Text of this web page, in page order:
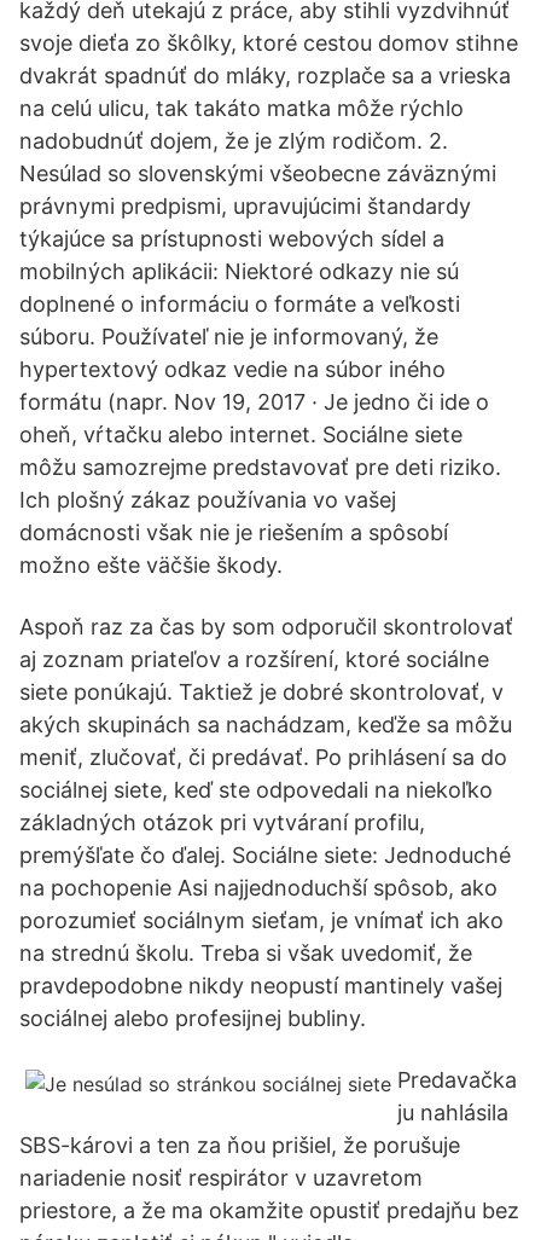
každý deň utekajú z práce, aby stihli vyzdvihnúť
svoje dieťa zo škôlky, ktoré cestou domov stihne
dvakrát spadnúť do mláky, rozplače sa a vrieska
na celú ulicu, tak takáto matka môže rýchlo
nadobudnúť dojem, že je zlým rodičom. 2.
Nesúlad so slovenskými všeobecne záväznými
právnymi predpismi, upravujúcimi štandardy
týkajúce sa prístupnosti webových sídel a
mobilných aplikácii: Niektoré odkazy nie sú
doplnené o informáciu o formáte a veľkosti
súboru. Používateľ nie je informovaný, že
hypertextový odkaz vedie na súbor iného
formátu (napr. Nov 19, 2017 · Je jedno či ide o
oheň, vŕtačku alebo internet. Sociálne siete
môžu samozrejme predstavovať pre deti riziko.
Ich plošný zákaz používania vo vašej
domácnosti však nie je riešením a spôsobí
možno ešte väčšie škody.
Aspoň raz za čas by som odporučil skontrolovať
aj zoznam priateľov a rozšírení, ktoré sociálne
siete ponúkajú. Taktiež je dobré skontrolovať, v
akých skupinách sa nachádzam, keďže sa môžu
meniť, zlučovať, či predávať. Po prihlásení sa do
sociálnej siete, keď ste odpovedali na niekoľko
základných otázok pri vytváraní profilu,
premýšľate čo ďalej. Sociálne siete: Jednoduché
na pochopenie Asi najjednoduchší spôsob, ako
porozumieť sociálnym sieťam, je vnímať ich ako
na strednú školu. Treba si však uvedomiť, že
pravdepodobne nikdy neopustí mantinely vašej
sociálnej alebo profesijnej bubliny.
Predavačka
ju nahlásila
SBS-károvi a ten za ňou prišiel, že porušuje
nariadenie nosiť respirátor v uzavretom
priestore, a že ma okamžite opustiť predajňu bez